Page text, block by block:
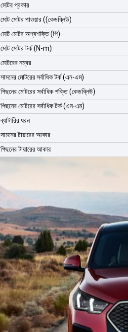
মোটর প্রকার
মোট মোটর পাওয়ার ((কেডব্লিউ)
মোট মোটর অশ্বশক্তি (পি)
মোট মোটর টর্ক (N-m)
মোটরের নম্বর
সামনের মোটরের সর্বাধিক টর্ক (এন-এম)
পিছনের মোটরের সর্বাধিক শক্তি (কেডব্লিউ)
পিছনের মোটরের সর্বাধিক টর্ক (এন-এম)
ব্যাটারির ধরন
সামনের টায়ারের আকার
পিছনের টায়ারের আকার